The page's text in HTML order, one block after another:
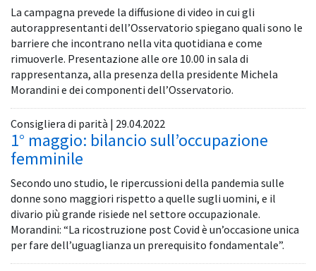
La campagna prevede la diffusione di video in cui gli
autorappresentanti dell’Osservatorio spiegano quali sono le
barriere che incontrano nella vita quotidiana e come
rimuoverle. Presentazione alle ore 10.00 in sala di
rappresentanza, alla presenza della presidente Michela
Morandini e dei componenti dell’Osservatorio.
Consigliera di parità | 29.04.2022
1° maggio: bilancio sull’occupazione
femminile
Secondo uno studio, le ripercussioni della pandemia sulle
donne sono maggiori rispetto a quelle sugli uomini, e il
divario più grande risiede nel settore occupazionale.
Morandini: “La ricostruzione post Covid è un’occasione unica
per fare dell’uguaglianza un prerequisito fondamentale”.